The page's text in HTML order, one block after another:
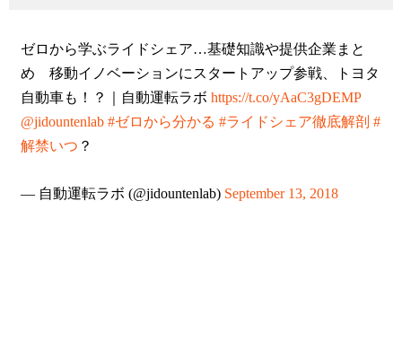
ゼロから学ぶライドシェア…基礎知識や提供企業まと
め 移動イノベーションにスタートアップ参戦、トヨタ
自動車も！？｜自動運転ラボ https://t.co/yAaC3gDEMP
@jidountenlab #ゼロから分かる #ライドシェア徹底解剖 #
解禁いつ ？
— 自動運転ラボ (@jidountenlab) September 13, 2018